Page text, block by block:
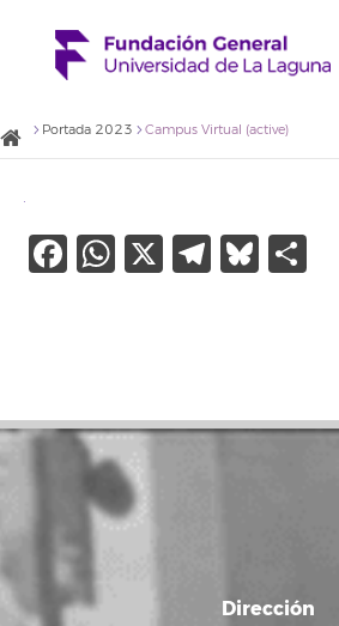
Portada 2023 Campus Virtual (active)
Facebook
WhatsApp
X
Dirección